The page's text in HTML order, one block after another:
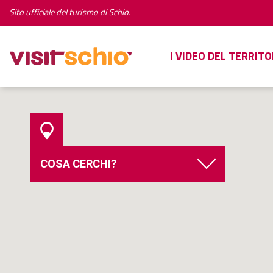
Sito ufficiale del turismo di Schio.
I VIDEO DEL
COSA CERCHI?